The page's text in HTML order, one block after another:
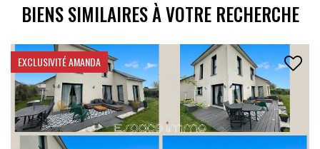
BIENS SIMILAIRES À VOTRE RECHERCHE
EXCLUSIVITÉ AMANDA